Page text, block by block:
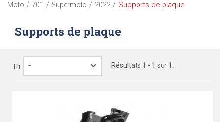
Moto / 701 / Supermoto / 2022 / Supports de plaque
Supports de plaque
Tri -- Résultats 1 - 1 sur 1.